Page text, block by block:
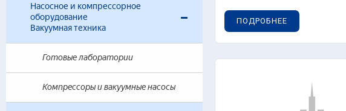
Насосное и компрессорное
оборудование
Вакуумная техника
Готовые лаборатории
Компрессоры и вакуумные насосы
ПОДРОБНЕЕ